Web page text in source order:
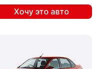
Хочу это авто